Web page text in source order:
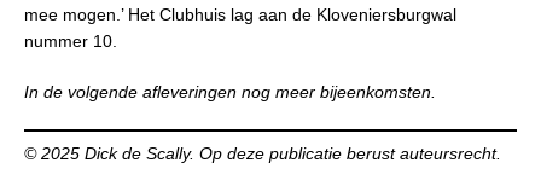
mee mogen.’ Het Clubhuis lag aan de Kloveniersburgwal
nummer 10.
In de volgende afleveringen nog meer bijeenkomsten.
© 2025 Dick de Scally. Op deze publicatie berust auteursrecht.